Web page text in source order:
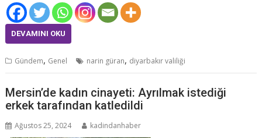
DEVAMINI OKU
Gündem, Genel narin güran, diyarbakır valiliği
Mersin’de kadın cinayeti: Ayrılmak istediği
erkek tarafından katledildi
Ağustos 25, 2024 kadindanhaber